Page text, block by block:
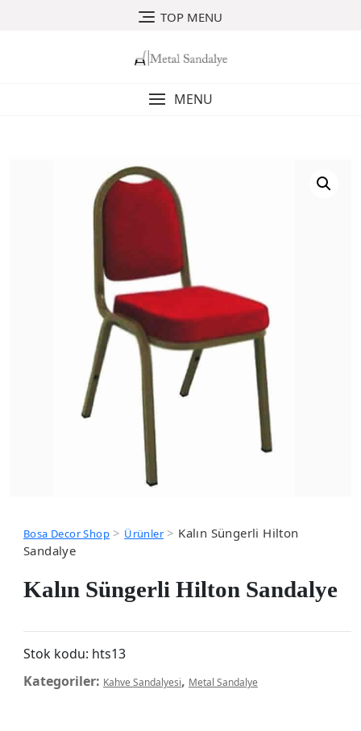
TOP MENU
MENU
Bosa Decor Shop> Ürünler> Kalın Süngerli Hilton
Sandalye
Kalın Süngerli Hilton Sandalye
Stok kodu: hts13
Kategoriler: Kahve Sandalyesi, Metal Sandalye